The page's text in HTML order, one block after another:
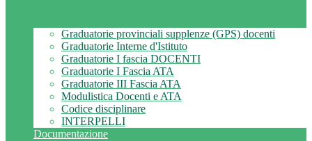
Graduatorie provinciali supplenze (GPS) docenti
Graduatorie Interne d'Istituto
Graduatorie I fascia DOCENTI
Graduatorie I Fascia ATA
Graduatorie III Fascia ATA
Modulistica Docenti e ATA
Codice disciplinare
INTERPELLI
Documentazione